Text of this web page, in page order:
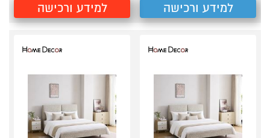
למידע ורכישה למידע ורכישה